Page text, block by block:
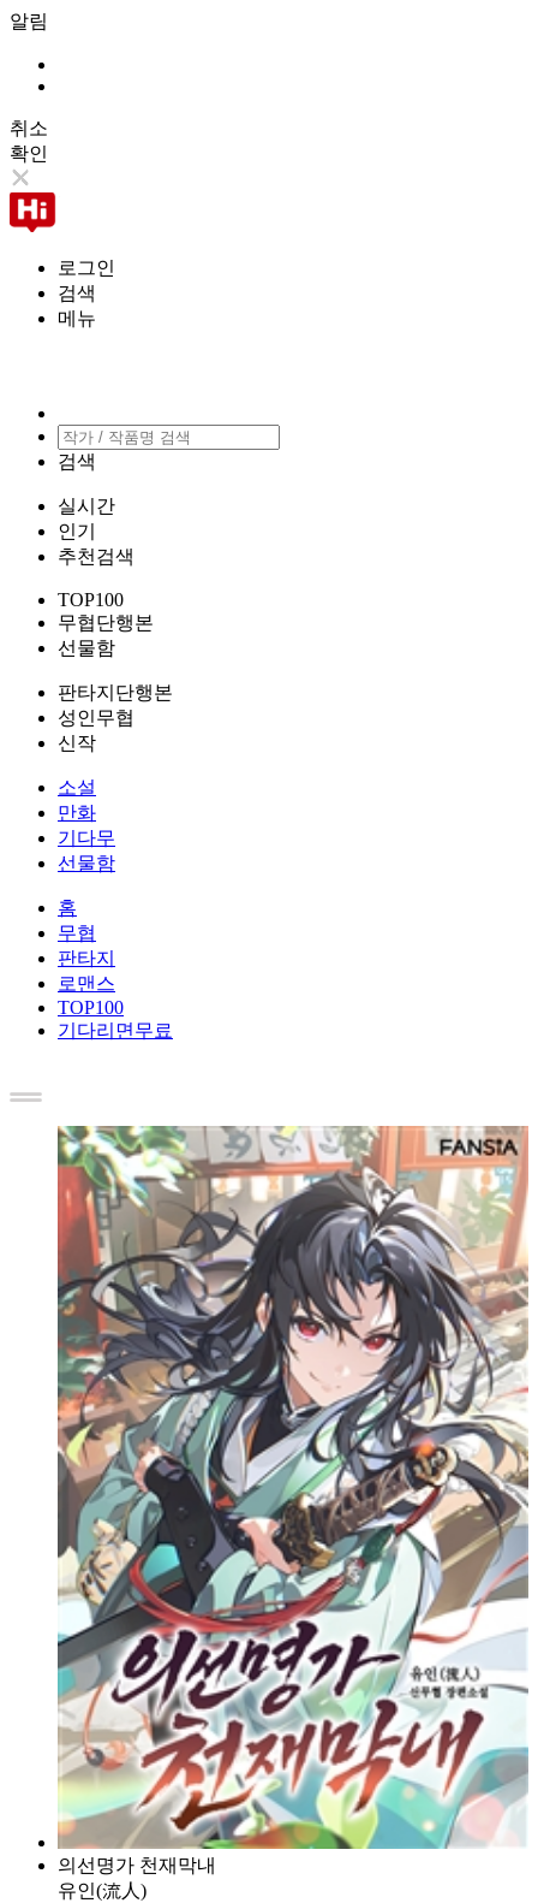
알림
취소
확인
로그인
검색
메뉴
검색
실시간
인기
추천검색
TOP100
무협단행본
선물함
판타지단행본
성인무협
신작
소설
만화
기다무
선물함
홈
무협
판타지
로맨스
TOP100
기다리면무료
의선명가 천재막내
유인(流人)